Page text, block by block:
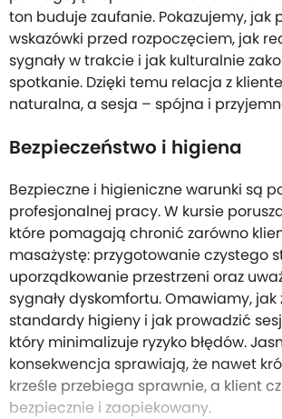
ton buduje zaufanie. Pokazujemy, jak
wskazówki przed rozpoczęciem, jak
sygnały w trakcie i jak kulturalnie
spotkanie. Dzięki temu relacja z
naturalna, a sesja – spójna i
Bezpieczeństwo i higiena
Bezpieczne i higieniczne warunki są
profesjonalnej pracy. W kursie
które pomagają chronić zarówno
masażystę: przygotowanie czystego
uporządkowanie przestrzeni oraz
sygnały dyskomfortu. Omawiamy,
standardy higieny i jak prowadzić
który minimalizuje ryzyko błędów.
konsekwencja sprawiają, że nawet
krześle przebiega sprawnie, a klient
bezpiecznie i zaopiekowany.